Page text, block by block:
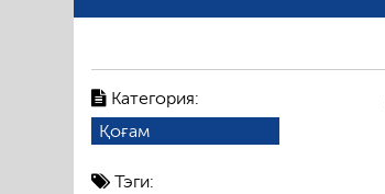
Категория:
Қоғам
Тэги: